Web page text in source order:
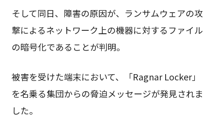
そして同日、障害の原因が、ランサムウェアの攻
撃によるネットワーク上の機器に対するファイル
の暗号化であることが判明。
被害を受けた端末において、「Ragnar Locker」
を名乗る集団からの脅迫メッセージが発見されま
した。